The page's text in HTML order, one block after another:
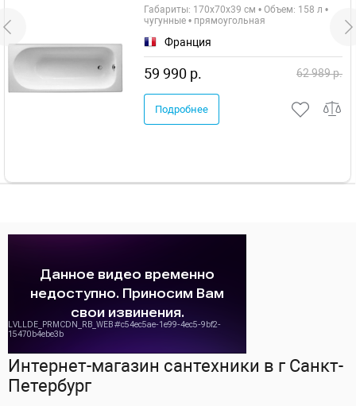
Габариты: 170x70x39 см • Объем: 158 л •
чугунные • прямоугольная
Франция
59 990 р. 62 989 р.
Подробнее
Интернет-магазин сантехники в г Санкт-
Петербург